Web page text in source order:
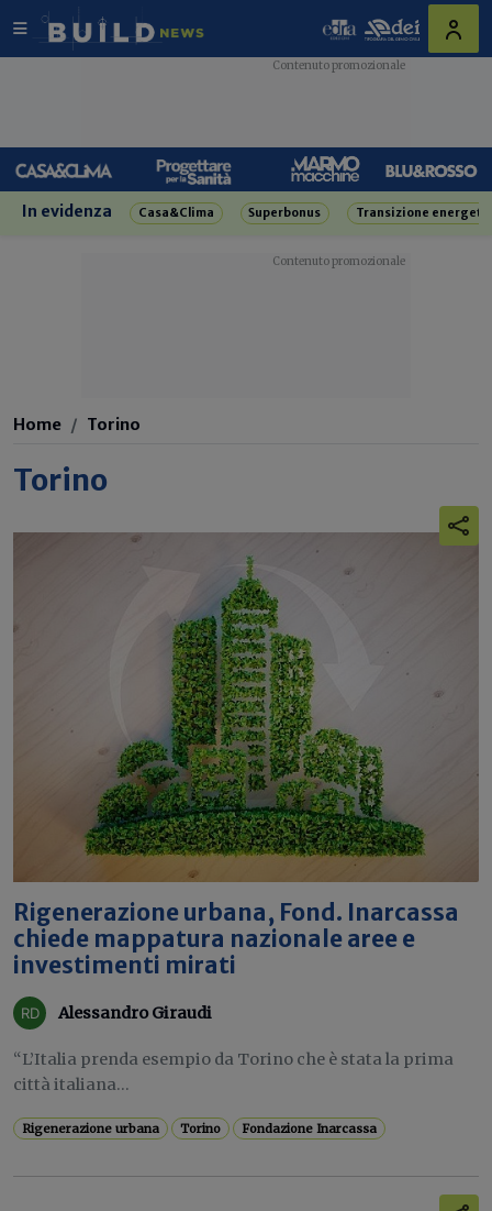
In evidenza Casa&Clima Superbonus Transizione
Home Torino
Torino
Rigenerazione urbana, Fond. Inarcassa
chiede mappatura nazionale aree e
investimenti mirati
Alessandro Giraudi
“L’Italia prenda esempio da Torino che è stata la prima
città italiana...
Rigenerazione urbana Torino Fondazione Inarcassa